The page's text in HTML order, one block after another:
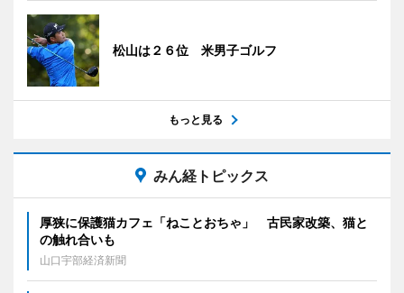
松山は２６位 米男子ゴルフ
もっと見る
みん経トピックス
厚狭に保護猫カフェ「ねことおちゃ」 古民家改築、猫と
の触れ合いも
山口宇部経済新聞